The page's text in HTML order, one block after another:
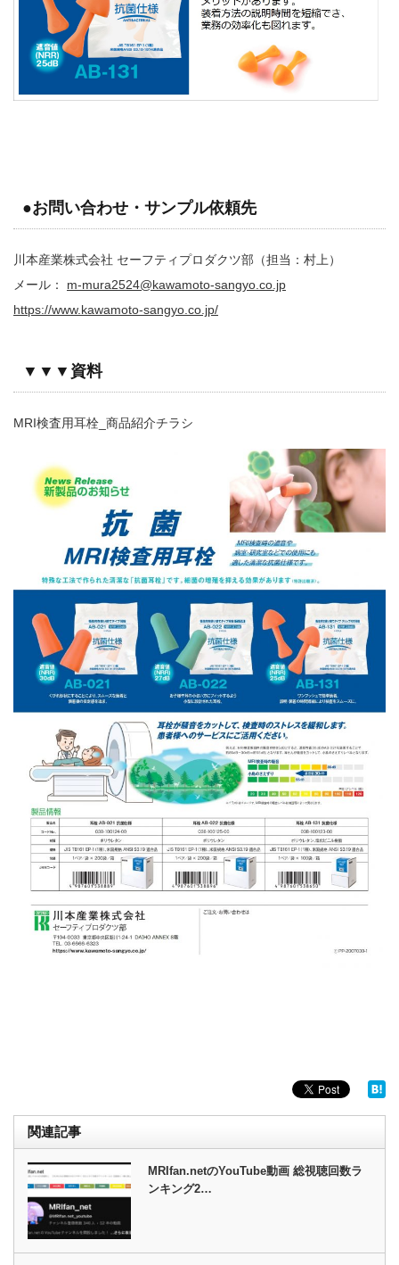
●お問い合わせ・サンプル依頼先
川本産業株式会社 セーフティプロダクツ部（担当：村上）
メール： m-mura2524@kawamoto-sangyo.co.jp
https://www.kawamoto-sangyo.co.jp/
▼▼▼資料
MRI検査用耳栓_商品紹介チラシ
関連記事
MRIfan.netのYouTube動画 総視聴回数ラ
ンキング2…